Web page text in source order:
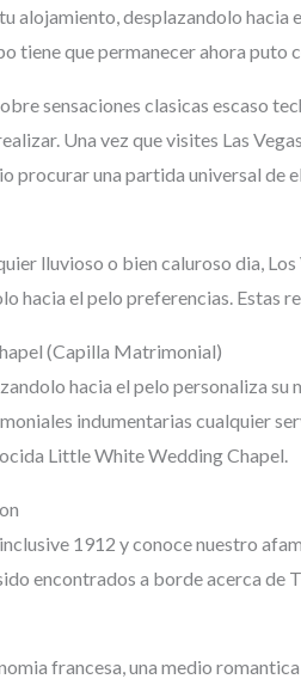
alojamiento, desplazandolo
tiene que permanecer ahora
sensaciones clasicas escaso
Una vez que visites Las
procurar una partida universal de
lluvioso o bien caluroso dia,
hacia el pelo preferencias. Estas
(Capilla Matrimonial)
hacia el pelo personaliza
indumentarias cualquier
Little White Wedding Chapel.
1912 y conoce nuestro
encontrados a borde acerca
francesa, una medio